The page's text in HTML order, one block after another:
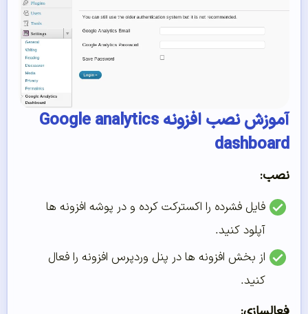
آموزش نصب افزونه Google analytics
dashboard
نصب:
فایل فشرده را اکسترکت کرده و در پوشه افزونه ها
آپلود کنید.
از بخش افزونه ها در پنل وردپرس افزونه را فعال
کنید.